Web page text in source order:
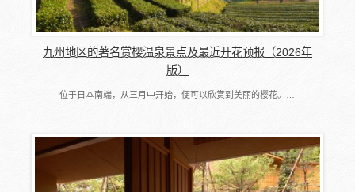
九州地区的著名赏樱温泉景点及最近开花预报（2026年
版）
位于日本南端，从三月中开始，便可以欣赏到美丽的樱花。…